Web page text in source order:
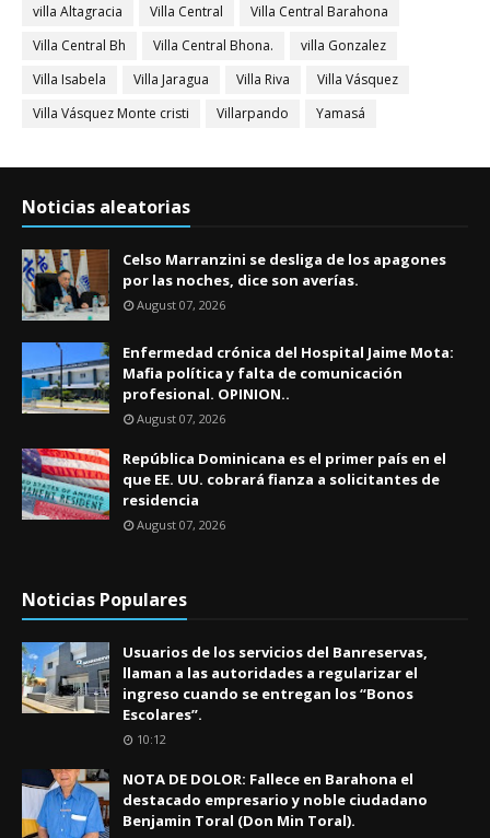
villa Altagracia
Villa Central
Villa Central Barahona
Villa Central Bh
Villa Central Bhona.
villa Gonzalez
Villa Isabela
Villa Jaragua Villa Riva
Villa Vásquez
Villa Vásquez Monte cristi
Villarpando Yamasá
Noticias aleatorias
Celso Marranzini se desliga de los apagones
por las noches, dice son averías.
August 07, 2026
Enfermedad crónica del Hospital Jaime Mota:
Mafia política y falta de comunicación
profesional. OPINION..
August 07, 2026
República Dominicana es el primer país en el
que EE. UU. cobrará fianza a solicitantes de
residencia
August 07, 2026
Noticias Populares
Usuarios de los servicios del Banreservas,
llaman a las autoridades a regularizar el
ingreso cuando se entregan los “Bonos
Escolares”.
10:12
NOTA DE DOLOR: Fallece en Barahona el
destacado empresario y noble ciudadano
Benjamin Toral (Don Min Toral).